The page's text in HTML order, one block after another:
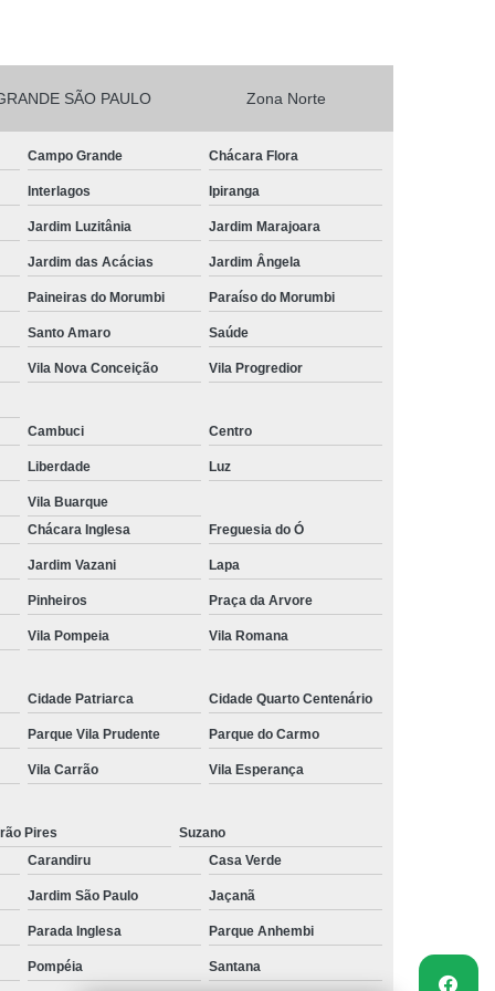
para Festa São João Climaco
Salgadinhos para Aniversário Infantil Sacomã
de Aniversario Pq Bristol
Perto de Mim Vila Liviero
Festa São João Climaco
para Festas São Caetano
Festa Heliópolis
Kit Salgado para Festa
Salgado para Festa Congelado
Infantil
Salgado para Festa de Casamento
Salgado para Festa Encomenda
Salgado para Festa para 30 Pessoas
SÃO PAULO Zona Norte
Campo Grande Chácara Flora
Interlagos Ipiranga
Jardim Luzitânia Jardim Marajoara
Jardim das Acácias Jardim Ângela
Paineiras do Morumbi Paraíso do Morumbi
Santo Amaro Saúde
Vila Nova Conceição Vila Progredior
Cambuci Centro
Liberdade Luz
Vila Buarque
Chácara Inglesa Freguesia do Ó
Jardim Vazani Lapa
Pinheiros Praça da Arvore
Vila Pompeia Vila Romana
Cidade Patriarca Cidade Quarto Centenário
Parque Vila Prudente Parque do Carmo
Vila Carrão Vila Esperança
Pires
Suzano
Carandiru Casa Verde
Jardim São Paulo Jaçanã
Parada Inglesa Parque Anhembi
Pompéia Santana